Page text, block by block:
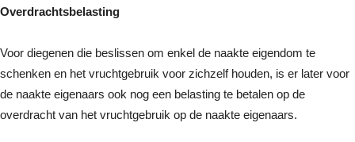
Overdrachtsbelasting
Voor diegenen die beslissen om enkel de naakte eigendom te
schenken en het vruchtgebruik voor zichzelf houden, is er later voor
de naakte eigenaars ook nog een belasting te betalen op de
overdracht van het vruchtgebruik op de naakte eigenaars.